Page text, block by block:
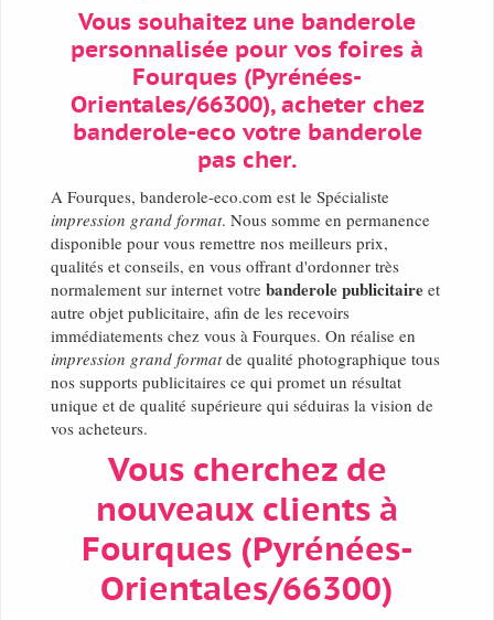
Vous souhaitez une banderole
personnalisée pour vos foires à
Fourques (Pyrénées-
Orientales/66300), acheter chez
banderole-eco votre banderole
pas cher.
A Fourques, banderole-eco.com est le Spécialiste
impression grand format. Nous somme en permanence
disponible pour vous remettre nos meilleurs prix,
qualités et conseils, en vous offrant d'ordonner très
normalement sur internet votre banderole publicitaire et
autre objet publicitaire, afin de les recevoirs
immédiatements chez vous à Fourques. On réalise en
impression grand formatde qualité photographique tous
nos supports publicitaires ce qui promet un résultat
unique et de qualité supérieure qui séduiras la vision de
vos acheteurs.
Vous cherchez de
nouveaux clients à
Fourques (Pyrénées-
Orientales/66300)